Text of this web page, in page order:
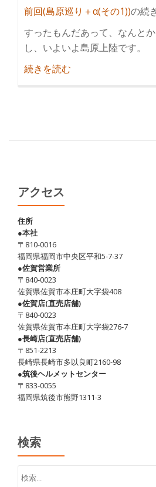
前回(島原巡り＋α(その1))の続
すったもんだあって、なんと
し、いよいよ島原上陸です。
続きを読む
り
アクセス
住所
●本社
〒810-0016
福岡県福岡市中央区平和5-7-37
●佐賀営業所
〒840-0023
佐賀県佐賀市本庄町大字袋408
●佐賀店(直売店舗)
〒840-0023
佐賀県佐賀市本庄町大字袋276-7
●長崎店(直売店舗)
〒851-2213
長崎県長崎市多以良町2160-98
●筑後ヘルメットセンター
〒833-0055
福岡県筑後市熊野1311-3
検索